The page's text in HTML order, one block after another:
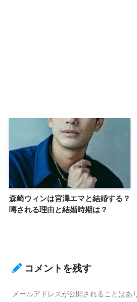
森崎ウィンは宮澤エマと結婚する？
噂される理由と結婚時期は？
コメントを残す
メールアドレスが公開されることはあ